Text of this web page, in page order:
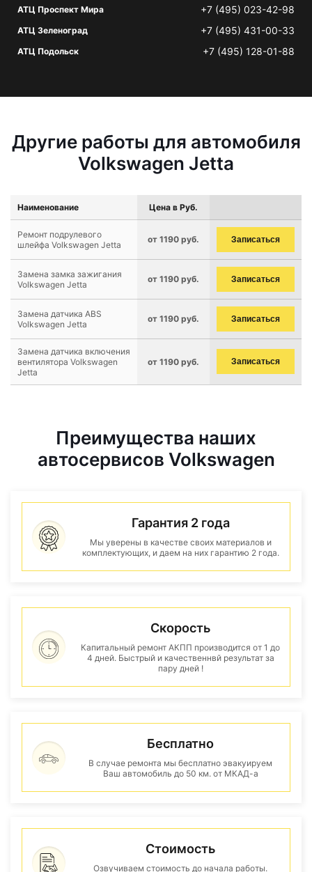
АТЦ Проспект Мира +7 (495) 023-42-98
АТЦ Зеленоград +7 (495) 431-00-33
АТЦ Подольск +7 (495) 128-01-88
Другие работы для автомобиля
Volkswagen Jetta
Наименование Цена в Руб.
Ремонт подрулевого
шлейфа Volkswagen Jetta
от 1190 руб. Записаться
Замена замка зажигания
Volkswagen Jetta
от 1190 руб. Записаться
Замена датчика ABS
Volkswagen Jetta
от 1190 руб. Записаться
Замена датчика включения
вентилятора Volkswagen
Jetta
от 1190 руб. Записаться
Преимущества наших
автосервисов Volkswagen
Гарантия 2 года
Мы уверены в качестве своих материалов и
комплектующих, и даем на них гарантию 2 года.
Скорость
Капитальный ремонт АКПП производится от 1 до
4 дней. Быстрый и качественнвй результат за
пару дней !
Бесплатно
В случае ремонта мы бесплатно эвакуируем
Ваш автомобиль до 50 км. от МКАД-а
Стоимость
Озвучиваем стоимость до начала работы.